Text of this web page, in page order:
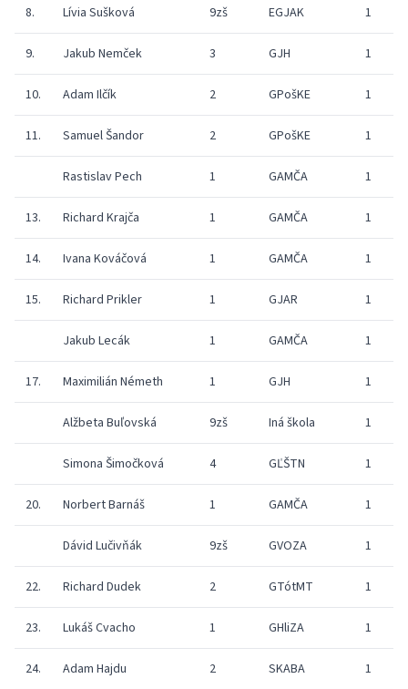
8. Lívia Sušková 9zš EGJAK 1
9. Jakub Nemček 3 GJH 1
10. Adam Ilčík 2 GPošKE 1
11. Samuel Šandor 2 GPošKE 1
Rastislav Pech 1 GAMČA 1
13. Richard Krajča 1 GAMČA 1
14. Ivana Kováčová 1 GAMČA 1
15. Richard Prikler 1 GJAR 1
Jakub Lecák 1 GAMČA 1
17. Maximilián Németh 1 GJH 1
Alžbeta Buľovská 9zš Iná škola 1
Simona Šimočková 4 GĽŠTN 1
20. Norbert Barnáš 1 GAMČA 1
Dávid Lučivňák 9zš GVOZA 1
22. Richard Dudek 2 GTótMT 1
23. Lukáš Cvacho 1 GHliZA 1
24. Adam Hajdu 2 SKABA 1